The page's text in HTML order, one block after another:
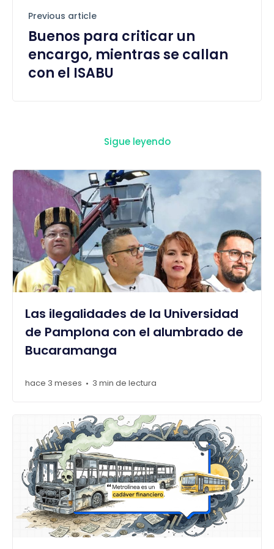
Previous article
Buenos para criticar un
encargo, mientras se callan
con el ISABU
Sigue leyendo
Las ilegalidades de la Universidad
de Pamplona con el alumbrado de
Bucaramanga
hace 3 meses • 3 min de lectura